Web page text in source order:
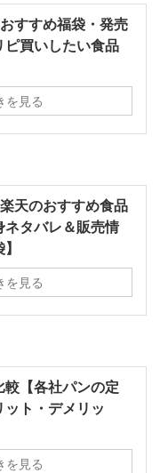
すすめ福袋・発売
ピ買いしたい食品
を見る
天のおすすめ食品
タバレ＆販売情
を見る
【各社パンの定
ト・デメリッ
を見る